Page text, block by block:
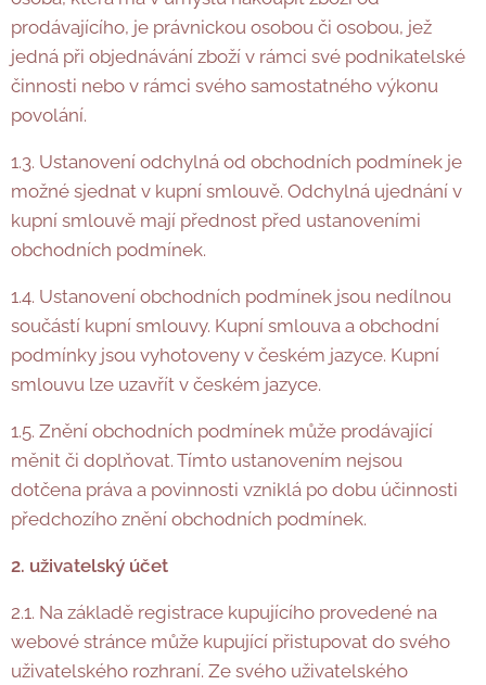
prodávajícího, je právnickou osobou či osobou, jež
jedná při objednávání zboží v rámci své podnikatelské
činnosti nebo v rámci svého samostatného výkonu
povolání.
1.3. Ustanovení odchylná od obchodních podmínek je
možné sjednat v kupní smlouvě. Odchylná ujednání v
kupní smlouvě mají přednost před ustanoveními
obchodních podmínek.
1.4. Ustanovení obchodních podmínek jsou nedílnou
součástí kupní smlouvy. Kupní smlouva a obchodní
podmínky jsou vyhotoveny v českém jazyce. Kupní
smlouvu lze uzavřít v českém jazyce.
1.5. Znění obchodních podmínek může prodávající
měnit či doplňovat. Tímto ustanovením nejsou
dotčena práva a povinnosti vzniklá po dobu účinnosti
předchozího znění obchodních podmínek.
2. uživatelský účet
2.1. Na základě registrace kupujícího provedené na
webové stránce může kupující přistupovat do svého
uživatelského rozhraní. Ze svého uživatelského